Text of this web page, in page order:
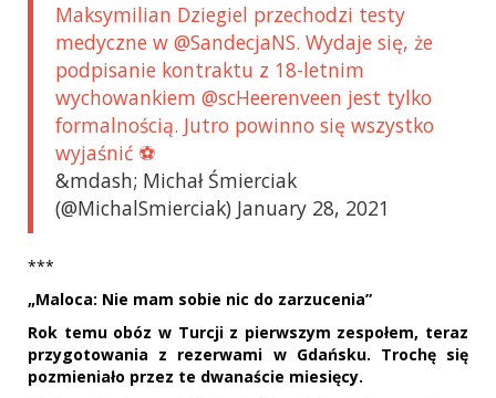
Maksymilian Dziegiel przechodzi testy
medyczne w @SandecjaNS. Wydaje się, że
podpisanie kontraktu z 18-letnim
wychowankiem @scHeerenveen jest tylko
formalnością. Jutro powinno się wszystko
wyjaśnić ⚽
&mdash; Michał Śmierciak
(@MichalSmierciak) January 28, 2021
***
„Maloca: Nie mam sobie nic do zarzucenia”
Rok temu obóz w Turcji z pierwszym zespołem, teraz
przygotowania z rezerwami w Gdańsku. Trochę się
pozmieniało przez te dwanaście miesięcy.